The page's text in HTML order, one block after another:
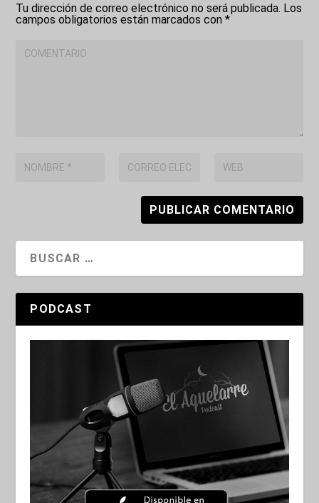
Tu dirección de correo electrónico no será publicada. Los
campos obligatorios están marcados con*
PODCAST